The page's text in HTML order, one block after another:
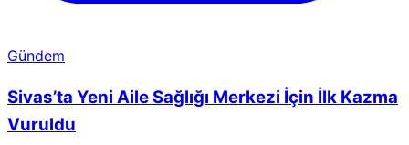
Gündem
Sivas’ta Yeni Aile Sağlığı Merkezi İçin İlk Kazma
Vuruldu